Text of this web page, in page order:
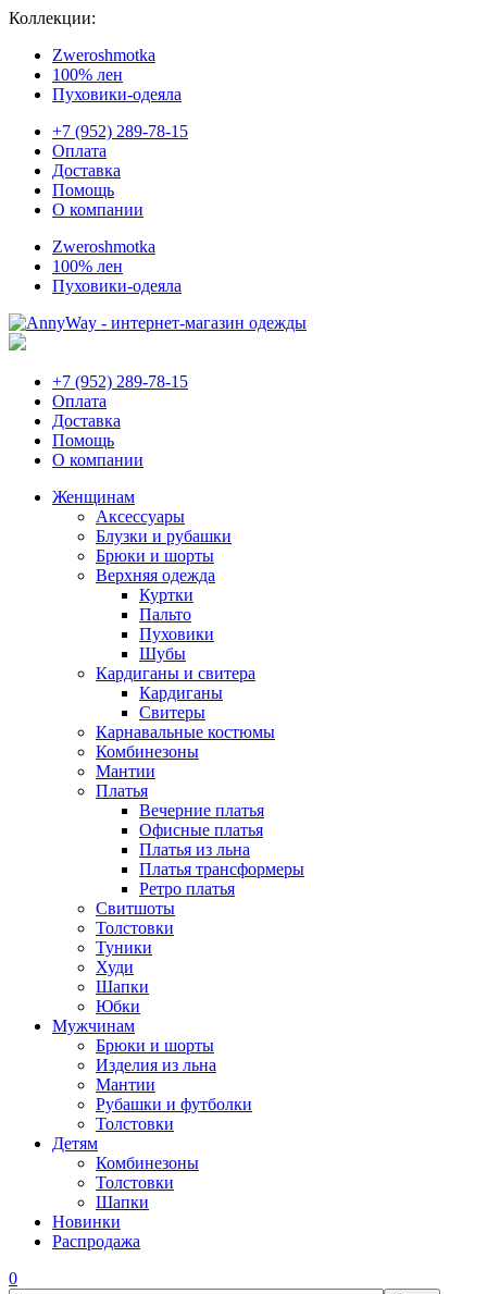
Коллекции:
Zweroshmotka
100% лен
Пуховики-одеяла
+7 (952) 289-78-15
Оплата
Доставка
Помощь
О компании
Zweroshmotka
100% лен
Пуховики-одеяла
+7 (952) 289-78-15
Оплата
Доставка
Помощь
О компании
Женщинам
Аксессуары
Блузки и рубашки
Брюки и шорты
Верхняя одежда
Куртки
Пальто
Пуховики
Шубы
Кардиганы и свитера
Кардиганы
Свитеры
Карнавальные костюмы
Комбинезоны
Мантии
Платья
Вечерние платья
Офисные платья
Платья из льна
Платья трансформеры
Ретро платья
Свитшоты
Толстовки
Туники
Худи
Шапки
Юбки
Мужчинам
Брюки и шорты
Изделия из льна
Мантии
Рубашки и футболки
Толстовки
Детям
Комбинезоны
Толстовки
Шапки
Новинки
Распродажа
0